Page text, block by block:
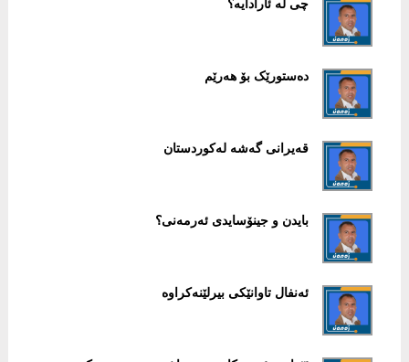
چی لە ئارادایە؟
دەستورێک بۆ ھەرێم
قەیرانی گەشە لەکوردستان
بایدن و جینۆسایدی ئەرمەنی؟
ئەنفال تاوانێکی بیرلێنەکراوە